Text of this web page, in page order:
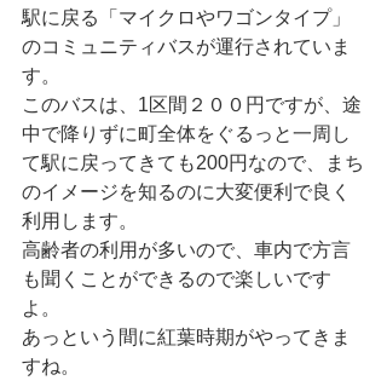
駅に戻る「マイクロやワゴンタイプ」
のコミュニティバスが運行されていま
す。
このバスは、1区間２００円ですが、途
中で降りずに町全体をぐるっと一周し
て駅に戻ってきても200円なので、まち
のイメージを知るのに大変便利で良く
利用します。
高齢者の利用が多いので、車内で方言
も聞くことができるので楽しいです
よ。
あっという間に紅葉時期がやってきま
すね。